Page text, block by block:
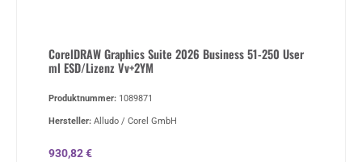
CorelDRAW Graphics Suite 2026 Business 51-250 User
ml ESD/Lizenz Vv+2YM
Produktnummer: 1089871
Hersteller: Alludo / Corel GmbH
Regulärer Preis:
930,82 €